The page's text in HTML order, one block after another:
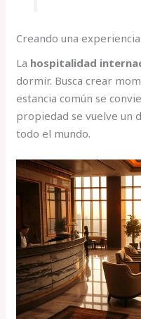
Creando una
La hospitalidad
dormir. Busca crear
estancia común se
propiedad se vuelve un
todo el mundo.